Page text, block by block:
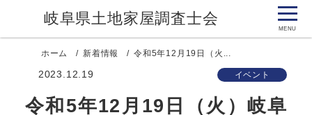
岐阜県土地家屋調査士会
ホーム 新着情報 令和5年12月19日（火...
2023.12.19 イベント
令和5年12月19日（火）岐阜